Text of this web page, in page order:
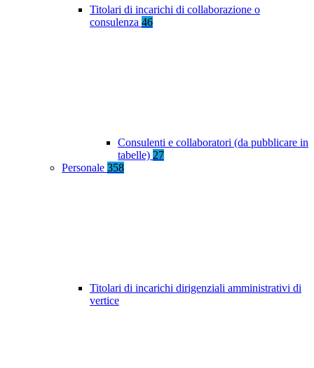
Titolari di incarichi di collaborazione o
consulenza 46
Consulenti e collaboratori (da pubblicare in
tabelle) 27
Personale 358
Titolari di incarichi dirigenziali amministrativi di
vertice